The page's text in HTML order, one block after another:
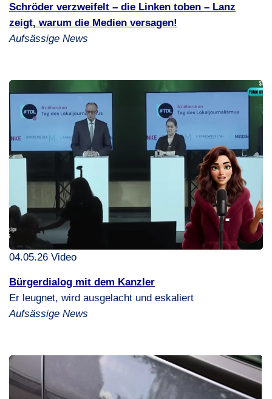
Schröder verzweifelt – die Linken toben – Lanz
zeigt, warum die Medien versagen!
Aufsässige News
04.05.26 Video
Bürgerdialog mit dem Kanzler
Er leugnet, wird ausgelacht und eskaliert
Aufsässige News